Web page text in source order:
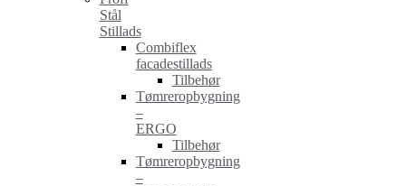
Stål
Stillads
Combiflex
facadestillads
Tilbehør
Tømreropbygning
–
ERGO
Tilbehør
Tømreropbygning
–